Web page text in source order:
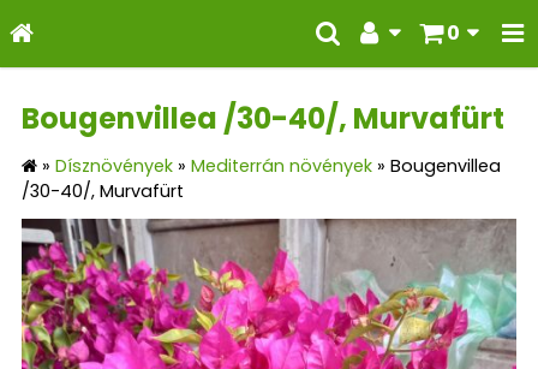
0
Bougenvillea /30-40/, Murvafürt
» Dísznövények » Mediterrán növények » Bougenvillea
/30-40/, Murvafürt